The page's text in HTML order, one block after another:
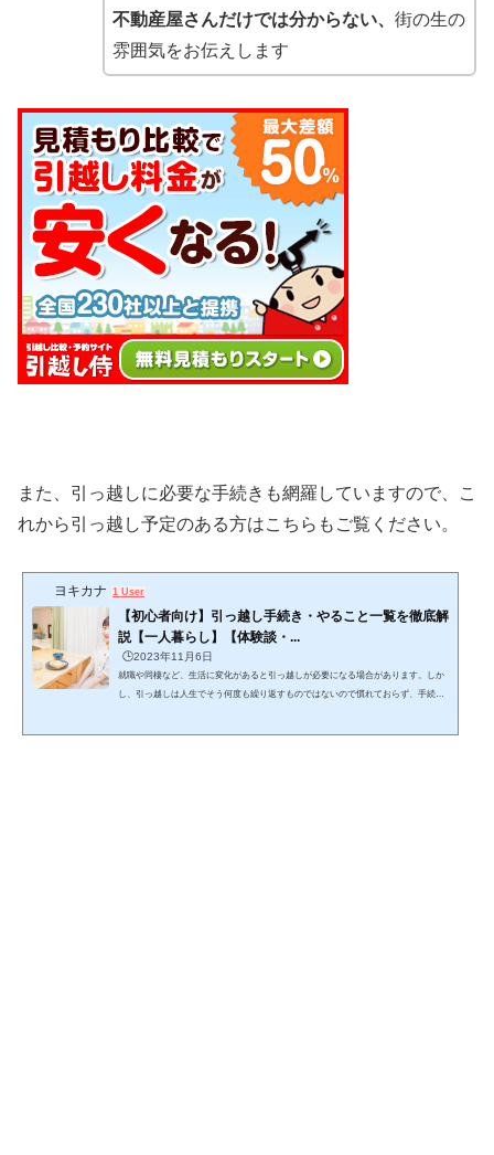
不動産屋さんだけでは分からない、 街の生の
雰囲気をお伝えします
また、引っ越しに必要な手続きも網羅していますので、こ
れから引っ越し予定のある方はこちらもご覧ください。
ヨキカナ 1 User
【初心者向け】引っ越し手続き・やること一覧を徹底解
説【一人暮らし】【体験談・...
🕒️2023年11月6日
就職や同棲など、生活に変化があると引っ越しが必要になる場合があります。しか
し、引っ越しは人生でそう何度も繰り返すものではないので慣れておらず、手続き